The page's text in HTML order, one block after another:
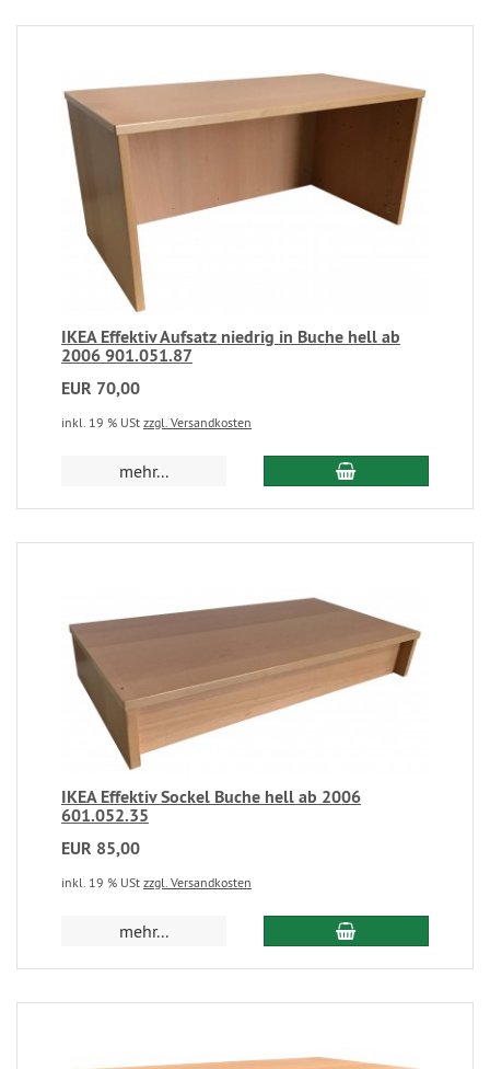
IKEA Effektiv Aufsatz niedrig in Buche hell ab
2006 901.051.87
EUR 70,00
inkl. 19 % USt zzgl. Versandkosten
mehr...
IKEA Effektiv Sockel Buche hell ab 2006
601.052.35
EUR 85,00
inkl. 19 % USt zzgl. Versandkosten
mehr...